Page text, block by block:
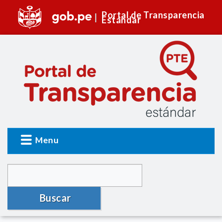
Portal de Transparencia
Estándar
Menu
Buscar